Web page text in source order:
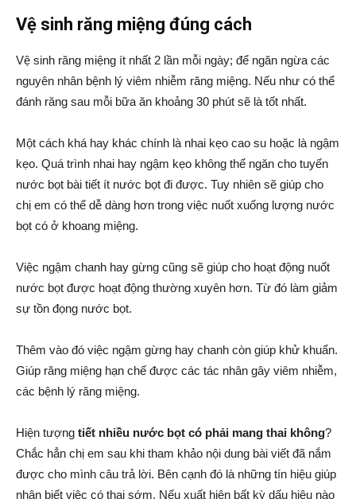
Vệ sinh răng miệng đúng cách
Vệ sinh răng miệng ít nhất 2 lần mỗi ngày; để ngăn ngừa các
nguyên nhân bệnh lý viêm nhiễm răng miệng. Nếu như có thể
đánh răng sau mỗi bữa ăn khoảng 30 phút sẽ là tốt nhất.
Một cách khá hay khác chính là nhai kẹo cao su hoặc là ngậm
kẹo. Quá trình nhai hay ngậm kẹo không thể ngăn cho tuyến
nước bọt bài tiết ít nước bọt đi được. Tuy nhiên sẽ giúp cho
chị em có thể dễ dàng hơn trong việc nuốt xuống lượng nước
bọt có ở khoang miệng.
Việc ngậm chanh hay gừng cũng sẽ giúp cho hoạt động nuốt
nước bọt được hoạt động thường xuyên hơn. Từ đó làm giảm
sự tồn đọng nước bọt.
Thêm vào đó việc ngậm gừng hay chanh còn giúp khử khuẩn.
Giúp răng miệng hạn chế được các tác nhân gây viêm nhiễm,
các bệnh lý răng miệng.
Hiện tượng tiết nhiều nước bọt có phải mang thai không?
Chắc hẳn chị em sau khi tham khảo nội dung bài viết đã nắm
được cho mình câu trả lời. Bên cạnh đó là những tín hiệu giúp
nhận biết việc có thai sớm. Nếu xuất hiện bất kỳ dấu hiệu nào